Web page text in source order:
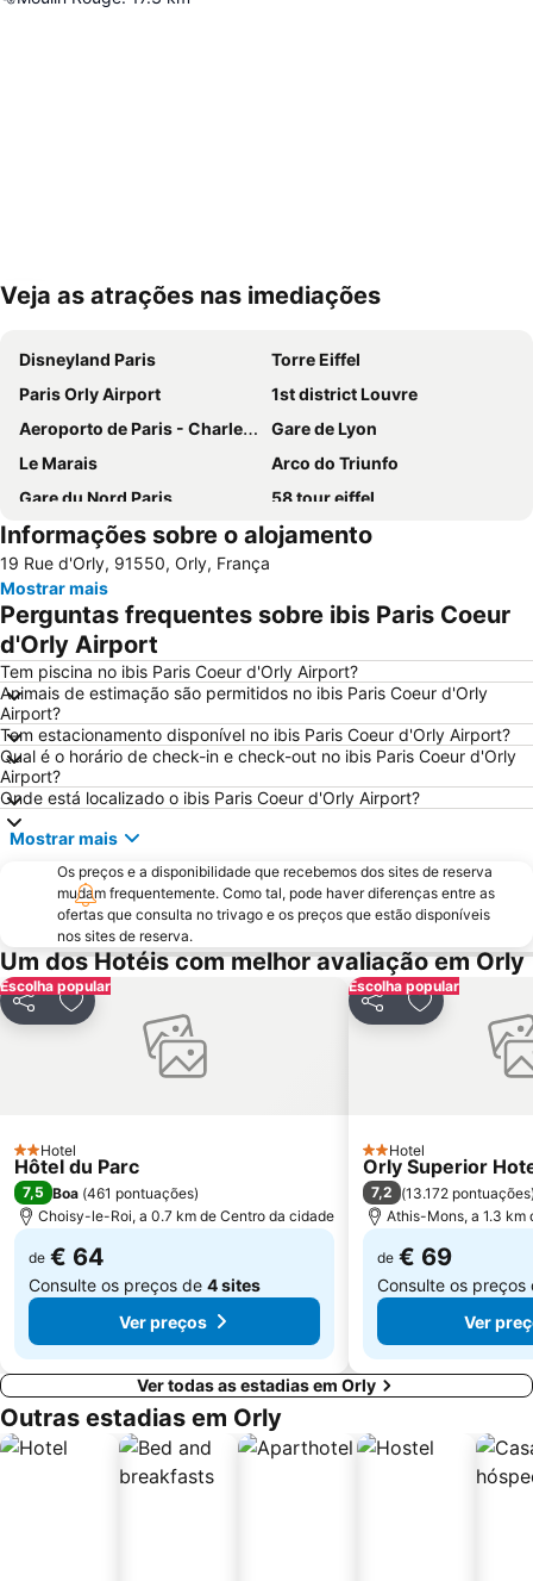
Ampliar mapa
Veja as atrações nas imediações
Disneyland Paris
Torre Eiffel
Paris Orly Airport
1st district Louvre
Aeroporto de Paris - Charles de Gaulle
Gare de Lyon
Le Marais
Arco do Triunfo
Gare du Nord Paris
58 tour eiffel
Champs Elysées
Quartier Latin
8th district Élysée
Museu do Louvre
6th district Luxembourg
Paris Expo Porte de Versailles
Montparnasse
Stade de France
7th district Palais Bourbon
15th district Vaugirard
Disney Village
3rd district Temple
Bercy
4th district Hôtel-de-Ville
Colina de Montmartre
18th district la Butte-Montmartre
Notre-Dame Cathedral
Centre commercial International Val d'Europe
2nd district la Bourse
Palais des Congrès de Paris
Palais Garnier Opera National de Paris
La Défense
Les Halles
Nation Metro Station
Galerias Lafayette Paris Haussmann
Jardim de Luxemburgo
St-Germain-des-Prés
12th district Reuilly
Parc des Princes
Moulin Rouge
Gare de Neuilly - Porte Maillot Metro Station
Informações sobre o alojamento
19 Rue d'Orly, 91550, Orly, França
Mostrar mais
Perguntas frequentes sobre ibis Paris Coeur
d'Orly Airport
Tem piscina no ibis Paris Coeur d'Orly Airport?
Animais de estimação são permitidos no ibis Paris Coeur d'Orly
Airport?
Tem estacionamento disponível no ibis Paris Coeur d'Orly Airport?
Qual é o horário de check-in e check-out no ibis Paris Coeur d'Orly
Airport?
Onde está localizado o ibis Paris Coeur d'Orly Airport?
Mostrar mais
Os preços e a disponibilidade que recebemos dos sites de reserva
mudam frequentemente. Como tal, pode haver diferenças entre as
ofertas que consulta no trivago e os preços que estão disponíveis
nos sites de reserva.
Um dos Hotéis com melhor avaliação em Orly
Escolha popular
PartilharAdicionar aos favoritos
2 Estrelas
Hotel
Hôtel du Parc
7,5 Boa (461 pontuações)
Choisy-le-Roi, a 0.7 km de Centro da cidade
de € 64
Consulte os preços de 4 sites
Ver preços
Escolha popular
PartilharAdicionar
2 Estrelas
Hotel
Orly Superior
7,2 (13.172 pontuações
Athis-Mons, a 1.3 km
de € 69
Consulte os
Ver
Ver todas as estadias em Orly
Outras estadias em Orly